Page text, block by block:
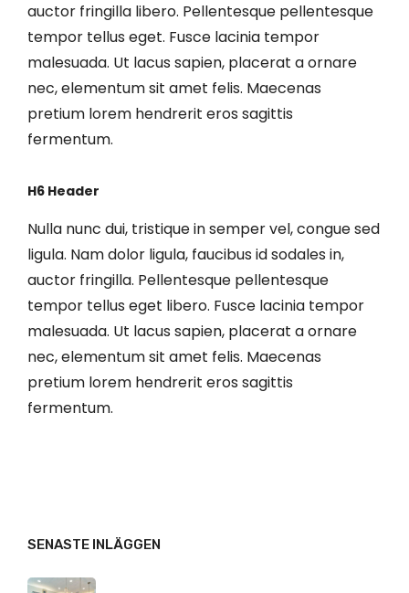
auctor fringilla libero. Pellentesque pellentesque
tempor tellus eget. Fusce lacinia tempor
malesuada. Ut lacus sapien, placerat a ornare
nec, elementum sit amet felis. Maecenas
pretium lorem hendrerit eros sagittis
fermentum.
H6 Header
Nulla nunc dui, tristique in semper vel, congue sed
ligula. Nam dolor ligula, faucibus id sodales in,
auctor fringilla. Pellentesque pellentesque
tempor tellus eget libero. Fusce lacinia tempor
malesuada. Ut lacus sapien, placerat a ornare
nec, elementum sit amet felis. Maecenas
pretium lorem hendrerit eros sagittis
fermentum.
SENASTE INLÄGGEN